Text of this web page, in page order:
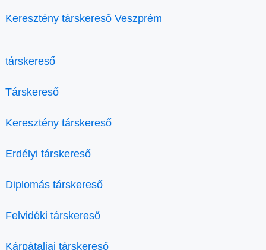
Keresztény társkereső Veszprém
társkereső
Társkereső
Keresztény társkereső
Erdélyi társkereső
Diplomás társkereső
Felvidéki társkereső
Kárpátaljai társkereső